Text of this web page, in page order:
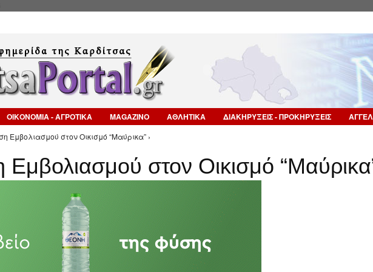
ΟΙΚΟΝΟΜΙΑ - ΑΓΡΟΤΙΚΑ MAGAZINO ΑΘΛΗΤΙΚΑ ΔΙΑΚΗΡΥΞΕΙΣ - ΠΡΟΚΗΡΥΞΕΙΣ
Εμβολιασμού στον Οικισμό “Μαύρικα” ›
στον Οικισμό